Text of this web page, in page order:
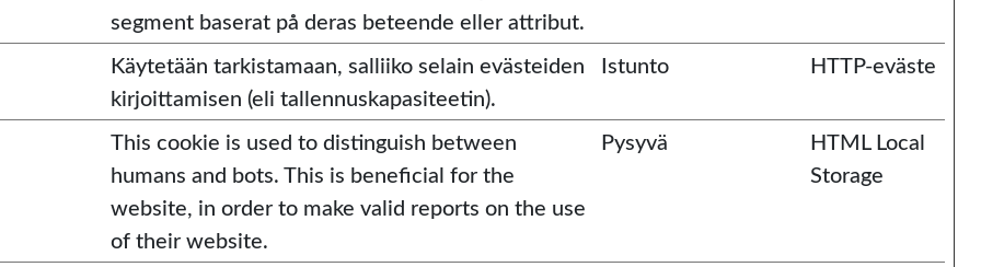
segment baserat på deras beteende eller attribut.
Käytetään tarkistamaan, salliiko selain evästeiden
kirjoittamisen (eli tallennuskapasiteetin).
Istunto HTTP-eväste
This cookie is used to distinguish between
humans and bots. This is beneficial for the
website, in order to make valid reports on the use
of their website.
Pysyvä
HTML Local
Storage